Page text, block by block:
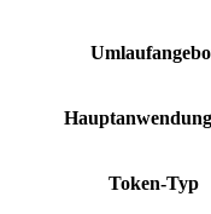
Token-Typ